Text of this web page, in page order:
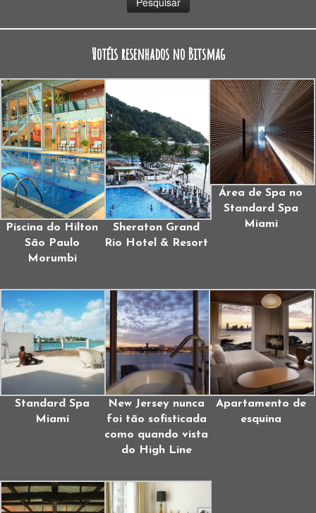
Hotéis resenhados no Bitsmag
Piscina do Hilton
São Paulo
Morumbi
Sheraton Grand
Rio Hotel & Resort
Área de Spa no
Standard Spa
Miami
Standard Spa
Miami
New Jersey nunca
foi tão sofisticada
como quando vista
do High Line
Apartamento de
esquina